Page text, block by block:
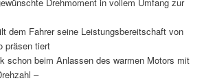
dem Fahrer seine Leistungsbereitschaft von
präsen tiert
schon beim Anlassen des warmen Motors mit
–